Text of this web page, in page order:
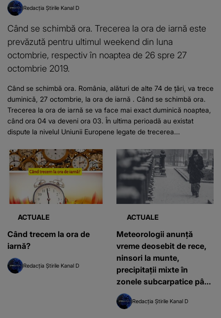
Redacția Știrile Kanal D
Când se schimbă ora. Trecerea la ora de iarnă este
prevăzută pentru ultimul weekend din luna
octombrie, respectiv în noaptea de 26 spre 27
octombrie 2019.
Când se schimbă ora. România, alături de alte 74 de țări, va trece
duminică, 27 octombrie, la ora de iarnă . Când se schimbă ora.
Trecerea la ora de iarnă se va face mai exact duminică noaptea,
când ora 04 va deveni ora 03. În ultima perioadă au existat
dispute la nivelul Uniunii Europene legate de trecerea...
ACTUALE
Când trecem la ora de
iarnă?
Redacția Știrile Kanal D
ACTUALE
Meteorologii anunţă
vreme deosebit de rece,
ninsori la munte,
precipitaţii mixte în
zonele subcarpatice până
marţi dimineaţă
Redacția Știrile Kanal D